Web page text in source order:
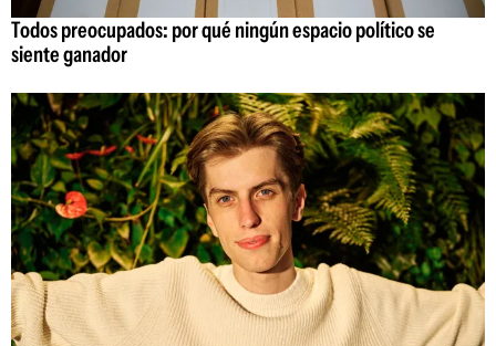
Todos preocupados: por qué ningún espacio político se
siente ganador